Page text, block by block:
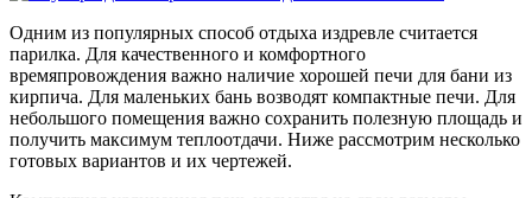
Одним из популярных способ отдыха издревле считается
парилка. Для качественного и комфортного
времяпровождения важно наличие хорошей печи для бани из
кирпича. Для маленьких бань возводят компактные печи. Для
небольшого помещения важно сохранить полезную площадь и
получить максимум теплоотдачи. Ниже рассмотрим несколько
готовых вариантов и их чертежей.